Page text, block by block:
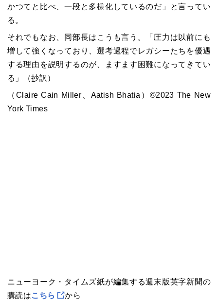
かつてと比べ、一段と多様化しているのだ」と言ってい
る。
それでもなお、同部長はこうも言う。「圧力は以前にも
増して強くなっており、選考過程でレガシーたちを優遇
する理由を説明するのが、ますます困難になってきてい
る」（抄訳）
（Claire Cain Miller、Aatish Bhatia）©2023 The New
York Times
ニューヨーク・タイムズ紙が編集する週末版英字新聞の
購読はこちら から